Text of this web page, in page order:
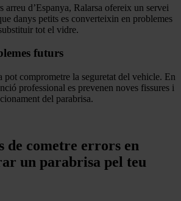
arreu d’Espanya, Ralarsa ofereix un servei
danys petits es converteixin en problemes
tot el vidre.
futurs
pot comprometre la seguretat del vehicle. En
professional es prevenen noves fissures i
del parabrisa.
de cometre errors en
un parabrisa pel teu